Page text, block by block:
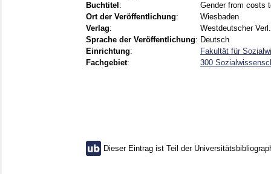
Buchtitel :
Gender from costs
Ort der Veröffentlichung:
Wiesbaden
Verlag:
Westdeutscher Verl.
Sprache der Veröffentlichung: Deutsch
Einrichtung:
Fakultät für
Fachgebiet: 300
Dieser Eintrag ist Teil der